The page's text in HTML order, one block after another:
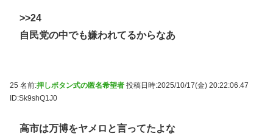
>>24
自民党の中でも嫌われてるからなあ
25 名前:押しボタン式の匿名希望者 投稿日時:2025/10/17(金) 20:22:06.47
ID:Sk9shQ1J0
高市は万博をヤメロと言ってたよな